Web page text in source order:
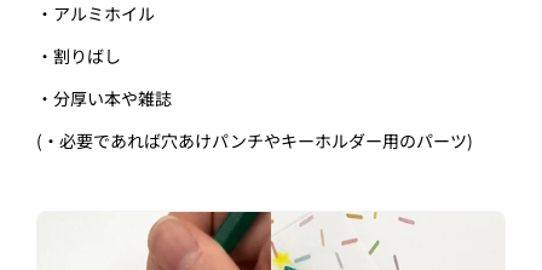
・アルミホイル
・割りばし
・分厚い本や雑誌
(・必要であれば穴あけパンチやキーホルダー用のパーツ)